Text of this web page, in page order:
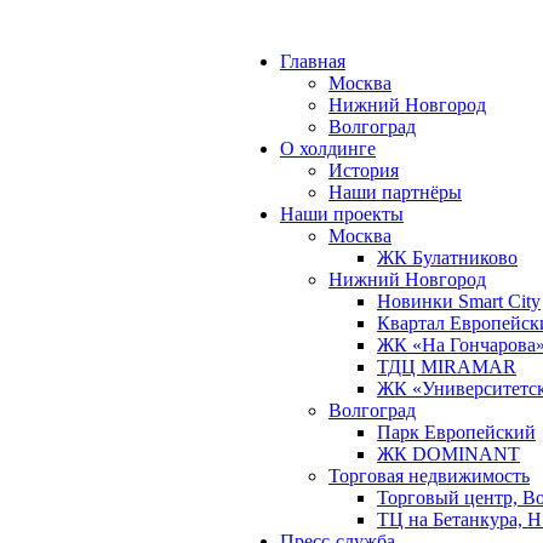
Главная
Москва
Нижний Новгород
Волгоград
О холдинге
История
Наши партнёры
Наши проекты
Москва
ЖК Булатниково
Нижний Новгород
Новинки Smart City
Квартал
ЖК «На Гончарова»
ТДЦ MIRAMAR
ЖК
Волгоград
Парк Европейский
ЖК DOMINANT
Торговая недвижимость
Торговый центр,
ТЦ на Бетанкура,